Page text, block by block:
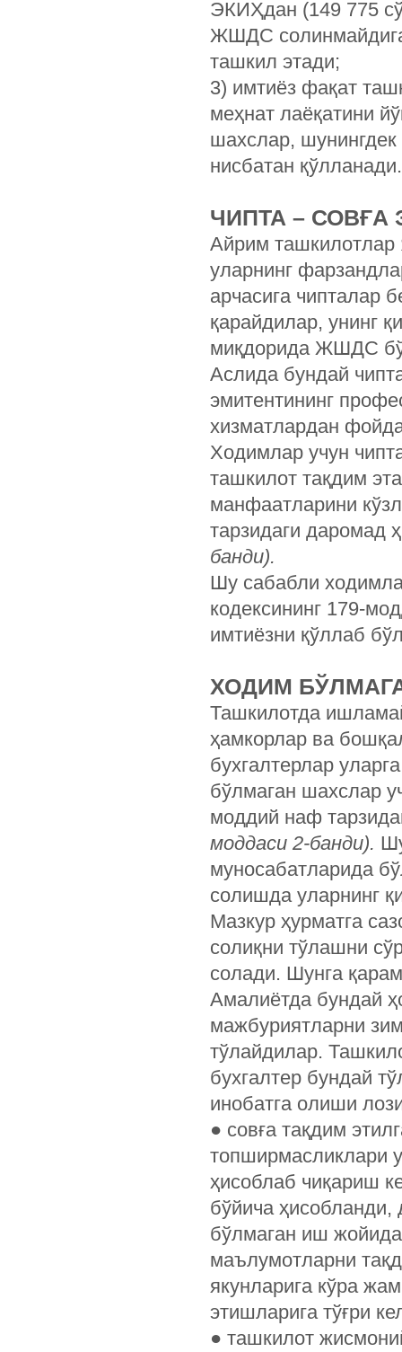
ЭКИҲдан (149 775
ЖШДС
ташкил этади;
3) имтиёз фақат
меҳнат лаёқатини
шахслар, шунингдек
нисбатан қўлланади.
ЧИПТА – СОВҒА
Айрим ташкилотлар
уларнинг
арчасига чипталар
қарайдилар, унинг
миқдорида ЖШДС
Аслида бундай
эмитентининг
хизматлардан
Ходимлар учун
ташкилот тақдим
манфаатларини
тарзидаги даромад
банди).
Шу сабабли
кодексининг 179-
имтиёзни қўллаб
ХОДИМ
Ташкилотда
ҳамкорлар ва
бухгалтерлар
бўлмаган шахслар
моддий наф
моддаси 2-банди).
муносабатларида
солишда уларнинг
Мазкур ҳурматга
солиқни тўлашни
солади. Шунга
Амалиётда бундай
мажбуриятларни
тўлайдилар.
бухгалтер бундай
инобатга олиши
● совға тақдим
топширмасликлари
ҳисоблаб чиқариш
бўйича
бўлмаган иш
маълумотларни
якунларига кўра
этишларига тўғри
● ташкилот